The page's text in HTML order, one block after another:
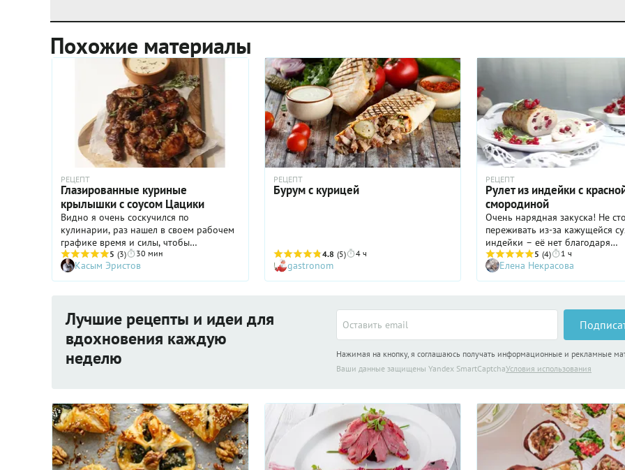
Похожие материалы
РЕЦЕПТ
Глазированные куриные
крылышки с соусом Цацики
Видно я очень соскучился по
кулинарии, раз нашел в своем рабочем
графике время и силы, чтобы
приготовить блюдо на конкурс
рецептов "Разбуди в себе Тигра".
Крылышки эти бесподобно сочетаются с
нашей сборной, а то несварение
желудка вам обеспечено! Но, не будем
о грустном! Лучше приготовим
вкуснейшие крылышки! ЖИВИТЕ
ВКУСНО! Ваш К. Э. @eristov_kasim
5 (3) 30 мин
Касым Эристов
РЕЦЕПТ
Бурум с курицей
4.8 (5) 4 ч
gastronom
РЕЦЕПТ
Рулет из индейки с
смородиной
Очень нарядная закуска! Не
переживать из-за кажущейся
индейки – её нет благодаря
творожному сыру. Такой рулет
содержит не слишком много
при этом, он довольно
5 (4) 1 ч
Елена Некрасова
Лучшие рецепты и идеи для
вдохновения каждую
неделю
Нажимая на кнопку, я соглашаюсь получать информационные и рекламные
Ваши данные защищены Yandex SmartCaptchaУсловия использования